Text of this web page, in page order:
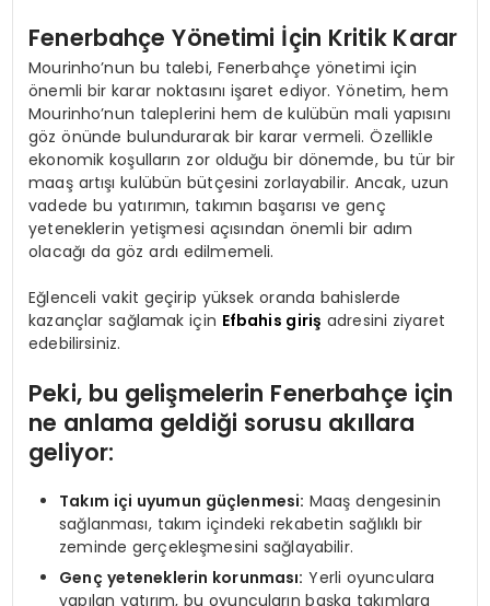
Fenerbahçe Yönetimi İçin Kritik Karar
Mourinho’nun bu talebi, Fenerbahçe yönetimi için
önemli bir karar noktasını işaret ediyor. Yönetim, hem
Mourinho’nun taleplerini hem de kulübün mali yapısını
göz önünde bulundurarak bir karar vermeli. Özellikle
ekonomik koşulların zor olduğu bir dönemde, bu tür bir
maaş artışı kulübün bütçesini zorlayabilir. Ancak, uzun
vadede bu yatırımın, takımın başarısı ve genç
yeteneklerin yetişmesi açısından önemli bir adım
olacağı da göz ardı edilmemeli.
Eğlenceli vakit geçirip yüksek oranda bahislerde
kazançlar sağlamak için Efbahis giriş adresini ziyaret
edebilirsiniz.
Peki, bu gelişmelerin Fenerbahçe için
ne anlama geldiği sorusu akıllara
geliyor:
Takım içi uyumun güçlenmesi: Maaş dengesinin
sağlanması, takım içindeki rekabetin sağlıklı bir
zeminde gerçekleşmesini sağlayabilir.
Genç yeteneklerin korunması: Yerli oyunculara
yapılan yatırım, bu oyuncuların başka takımlara